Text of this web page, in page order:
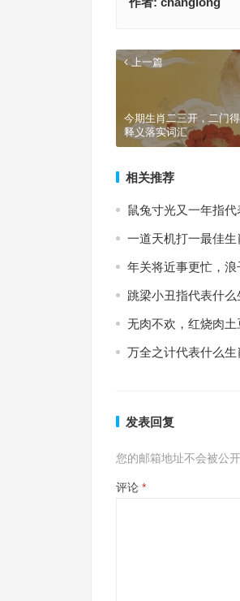
上一篇
今期生肖二三开，二门
释义落实词汇
相关推荐
鼠兔寸光又一年指
一道天机打一最佳
年关将近事更忙，
跳梁小丑指代表什
无肉不欢，红烧肉
万全之计代表什么
发表回复
您的邮箱地址不会被公开
评论 *